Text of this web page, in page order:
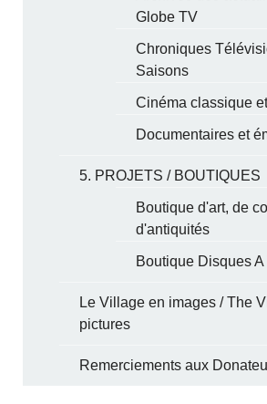
Globe TV
Chroniques
Saisons
Cinéma classique
Documentaires et
5. PROJETS / BOUTIQUES
Boutique d'art, de
d'antiquités
Boutique Disques A
Le Village en images / The
pictures
Remerciements aux